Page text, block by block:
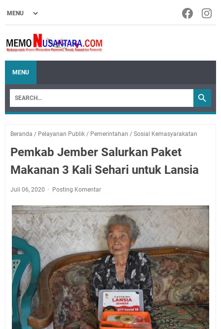
MENU
Beranda / Pelayanan Publik / Pemerintahan / Sosial Kemasyarakatan
Pemkab Jember Salurkan Paket
Makanan 3 Kali Sehari untuk Lansia
Juli 06, 2020 Posting Komentar